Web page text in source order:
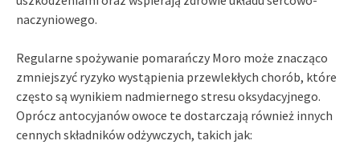
naczyniowego.
Regularne spożywanie pomarańczy Moro może znacząco
zmniejszyć ryzyko wystąpienia przewlekłych chorób, które
często są wynikiem nadmiernego stresu oksydacyjnego.
Oprócz antocyjanów owoce te dostarczają również innych
cennych składników odżywczych, takich jak: